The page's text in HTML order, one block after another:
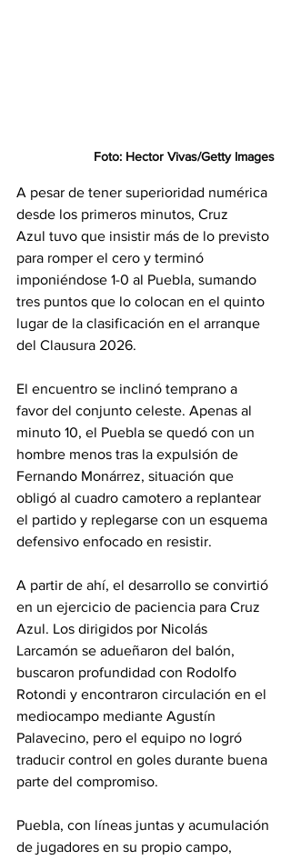
Foto: Hector Vivas/Getty Images
A pesar de tener superioridad numérica
desde los primeros minutos, Cruz
Azul tuvo que insistir más de lo previsto
para romper el cero y terminó
imponiéndose 1-0 al Puebla, sumando
tres puntos que lo colocan en el quinto
lugar de la clasificación en el arranque
del Clausura 2026.
El encuentro se inclinó temprano a
favor del conjunto celeste. Apenas al
minuto 10, el Puebla se quedó con un
hombre menos tras la expulsión de
Fernando Monárrez, situación que
obligó al cuadro camotero a replantear
el partido y replegarse con un esquema
defensivo enfocado en resistir.
A partir de ahí, el desarrollo se convirtió
en un ejercicio de paciencia para Cruz
Azul. Los dirigidos por Nicolás
Larcamón se adueñaron del balón,
buscaron profundidad con Rodolfo
Rotondi y encontraron circulación en el
mediocampo mediante Agustín
Palavecino, pero el equipo no logró
traducir control en goles durante buena
parte del compromiso.
Puebla, con líneas juntas y acumulación
de jugadores en su propio campo,